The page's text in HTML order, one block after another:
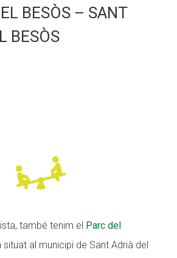
BESÒS – SANT
BESÒS
també tenim el Parc del
situat al municipi de Sant Adrià del